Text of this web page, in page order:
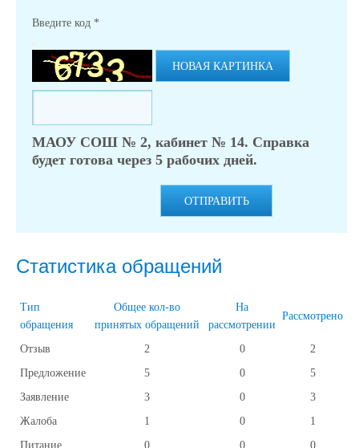
Введите код *
НОВАЯ КАРТИНКА
МАОУ СОШ № 2, кабинет № 14. Справка
будет готова через 5 рабочих дней.
ОТПРАВИТЬ
Статистика обращений
Тип
обращения
Общее кол-во
принятых обращений
На
рассмотрении
Рассмотрено
Отзыв 2 0
2
Предложение
5 0
5
Заявление
3 0
3
Жалоба
1 0
1
Питание
0 0 0